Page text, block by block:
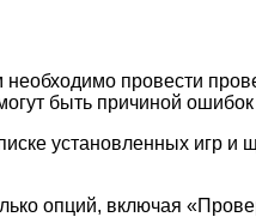
провести
быть причиной ошибок
установленных игр
опций, включая